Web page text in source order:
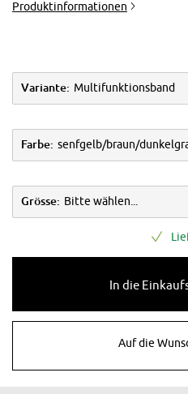
Produktinformationen
Variante: Multifunktionsband
Farbe: senfgelb/braun/
Grösse: Bitte wählen...
In die
Auf die